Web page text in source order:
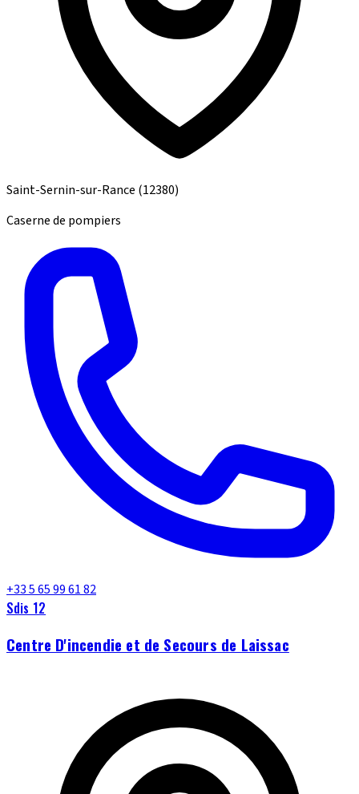
Saint-Sernin-sur-Rance (12380)
Caserne de pompiers
+33 5 65 99 61 82
Sdis 12
Centre D'incendie et de Secours de Laissac